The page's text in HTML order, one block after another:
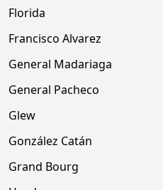
Florida
Francisco Alvarez
General Madariaga
General Pacheco
Glew
González Catán
Grand Bourg